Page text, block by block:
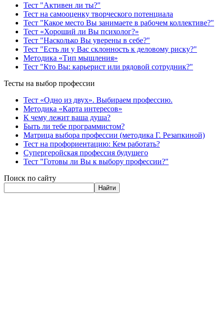
Тест "Активен ли ты?"
Тест на самооценку творческого потенциала
Тест "Какое место Вы занимаете в рабочем коллективе?"
Тест «Хороший ли Вы психолог?»
Тест "Насколько Вы уверены в себе?"
Тест "Есть ли у Вас склонность к деловому риску?"
Методика «Тип мышления»
Тест "Кто Вы: карьерист или рядовой сотрудник?"
Тесты на выбор профессии
Тест «Одно из двух». Выбираем профессию.
Методика «Карта интересов»
К чему лежит ваша душа?
Быть ли тебе программистом?
Матрица выбора профессии (методика Г. Резапкиной)
Тест на профориентацию: Кем работать?
Супергеройская профессия будущего
Тест "Готовы ли Вы к выбору профессии?"
Поиск по сайту
Найти